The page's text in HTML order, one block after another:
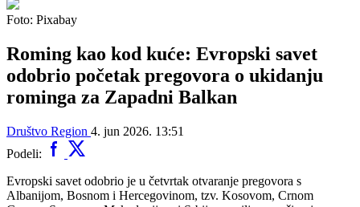
Foto: Pixabay
Roming kao kod kuće: Evropski savet
odobrio početak pregovora o ukidanju
rominga za Zapadni Balkan
Društvo Region 4. jun 2026. 13:51
Podeli:
Evropski savet odobrio je u četvrtak otvaranje pregovora s
Albanijom, Bosnom i Hercegovinom, tzv. Kosovom, Crnom